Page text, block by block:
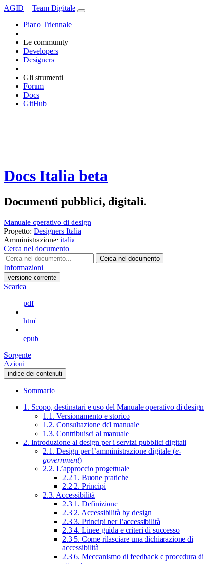
AGID + Team Digitale
Piano Triennale
Le community
Developers
Designers
Gli strumenti
Forum
Docs
GitHub
Docs Italia beta
Documenti pubblici, digitali.
Manuale operativo di design
Progetto: Designers Italia
Amministrazione: italia
Cerca nel documento
Cerca nel documento
Informazioni
versione-corrente
Scarica
pdf
html
epub
Sorgente
Azioni
indice dei contenuti
Sommario
1. Scopo, destinatari e uso del Manuale operativo di design
1.1. Versionamento e storico
1.2. Consultazione del manuale
1.3. Contribuisci al manuale
2. Introduzione al design per i servizi pubblici digitali
2.1. Design per l’amministrazione digitale (e-
government)
2.2. L’approccio progettuale
2.2.1. Buone pratiche
2.2.2. Principi
2.3. Accessibilità
2.3.1. Definizione
2.3.2. Accessibilità by design
2.3.3. Principi per l’accessibilità
2.3.4. Linee guida e criteri di successo
2.3.5. Come rilasciare una dichiarazione di
accessibilità
2.3.6. Meccanismo di feedback e procedura di